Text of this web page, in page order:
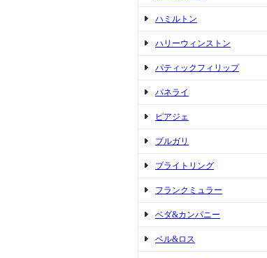
ハミルトン
ハリーウィンストン
パティックフィリップ
パネライ
ピアジェ
ブルガリ
ブライトリング
フランクミュラー
ベダ&カンパニー
ベル&ロス